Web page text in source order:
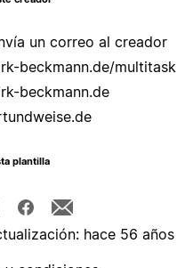
un correo al creador
beckmann.de/multitask
beckmann.de
plantilla
hace 56 años